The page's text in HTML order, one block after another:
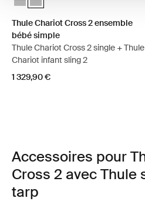
Thule Chariot Cross 2 ensemble
bébé simple
Thule Chariot Cross 2 single + Thule
Chariot infant sling 2
1 329,90 €